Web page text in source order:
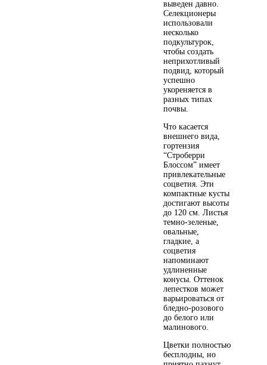
выведен давно.
Селекционеры
использовали
несколько
подкультурок,
чтобы создать
неприхотливый
подвид, который
успешно
укореняется в
разных типах
почвы.
Что касается
внешнего вида,
гортензия
“Строберри
Блоссом” имеет
привлекательные
соцветия. Эти
компактные кусты
достигают высоты
до 120 см. Листья
темно-зеленые,
овальные,
гладкие, а
соцветия
напоминают
удлиненные
конусы. Оттенок
лепестков может
варьироваться от
бледно-розового
до белого или
малинового.
Цветки полностью
бесплодны, но